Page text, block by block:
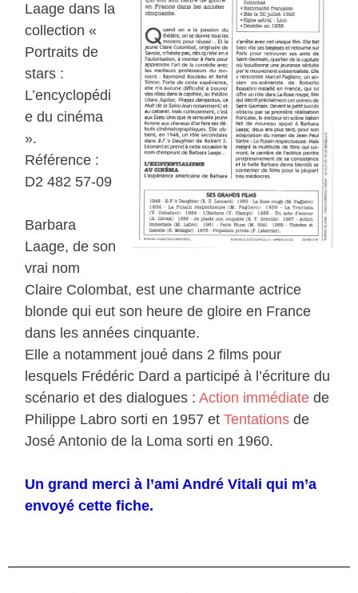
Laage dans la
collection «
Portraits de
stars :
L’encyclopédi
e du cinéma
».
Référence :
D2 482 57-09
Barbara
Laage, de son
vrai nom
Claire Colombat, est une charmante actrice
blonde qui eut son heure de gloire en France
dans les années cinquante.
Elle a notamment joué dans 2 films pour
lesquels Frédéric Dard a participé à l’écriture du
scénario et des dialogues :Action immédiate de
Philippe Labro sorti en 1957 et Tentations de
José Antonio de la Loma sorti en 1960.
Un grand merci à l’ami André Vitali qui m’a
envoyé cette fiche.